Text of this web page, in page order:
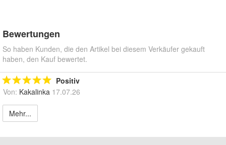
Bewertungen
So haben Kunden, die den Artikel bei diesem Verkäufer gekauft
haben, den Kauf bewertet.
Positiv
Von: Kakalinka 17.07.26
Mehr...